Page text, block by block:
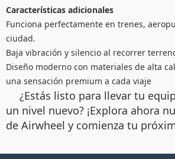
Características adicionales
Funciona perfectamente en trenes,
ciudad.
Baja vibración y silencio al recorrer
Diseño moderno con materiales de alta
una sensación premium a cada viaje
¿Estás listo para llevar tu
un nivel nuevo? ¡Explora ahora
de Airwheel y comienza tu